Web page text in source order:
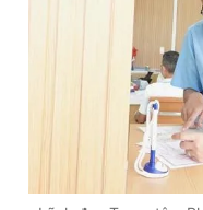
Theo dõi báo trên
0906 645 777
Quảng cáo